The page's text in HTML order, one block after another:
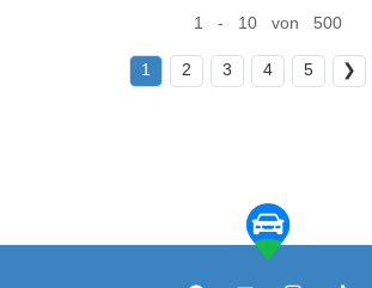
1 - 10 von 500
1 2 3 4 5 ❯